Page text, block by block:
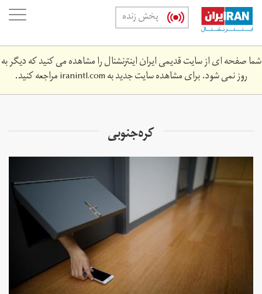
Skip
main
content
پخش زنده
شما صفحه ای از سایت قدیمی ایران اینترنشنال را مشاهده می کنید که دیگر به
روز نمی شود. برای مشاهده سایت جدید بهiranintl.comمراجعه کنید.
کره‌جنوبی